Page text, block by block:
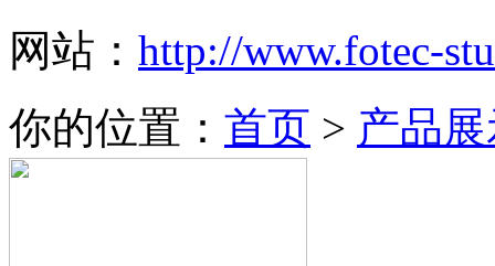
网站： http://www.fotec-
你的位置： 首页 > 产品